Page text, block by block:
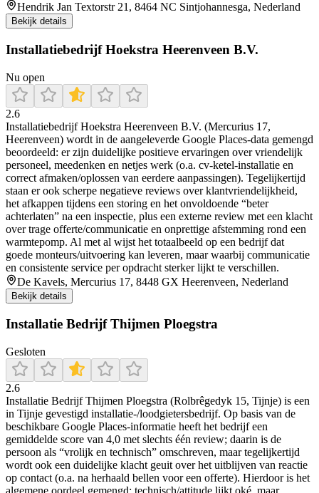
Hendrik Jan Textorstr 21, 8464 NC Sintjohannesga, Nederland
Bekijk details
Installatiebedrijf Hoekstra Heerenveen B.V.
Nu open
2.6
Installatiebedrijf Hoekstra Heerenveen B.V. (Mercurius 17,
Heerenveen) wordt in de aangeleverde Google Places-data gemengd
beoordeeld: er zijn duidelijke positieve ervaringen over vriendelijk
personeel, meedenken en netjes werk (o.a. cv-ketel-installatie en
correct afmaken/oplossen van eerdere aanpassingen). Tegelijkertijd
staan er ook scherpe negatieve reviews over klantvriendelijkheid,
het afkappen tijdens een storing en het onvoldoende “beter
achterlaten” na een inspectie, plus een externe review met een klacht
over trage offerte/communicatie en onprettige afstemming rond een
warmtepomp. Al met al wijst het totaalbeeld op een bedrijf dat
goede monteurs/uitvoering kan leveren, maar waarbij communicatie
en consistente service per opdracht sterker lijkt te verschillen.
De Kavels, Mercurius 17, 8448 GX Heerenveen, Nederland
Bekijk details
Installatie Bedrijf Thijmen Ploegstra
Gesloten
2.6
Installatie Bedrijf Thijmen Ploegstra (Rolbrêgedyk 15, Tijnje) is een
in Tijnje gevestigd installatie-/loodgietersbedrijf. Op basis van de
beschikbare Google Places-informatie heeft het bedrijf een
gemiddelde score van 4,0 met slechts één review; daarin is de
persoon als “vrolijk en technisch” omschreven, maar tegelijkertijd
wordt ook een duidelijke klacht geuit over het uitblijven van reactie
op contact (o.a. na herhaald bellen voor een offerte). Hierdoor is het